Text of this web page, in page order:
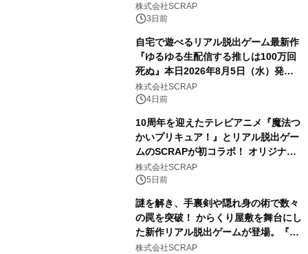
2026年8月7日(金)より親子で楽しめる
「ファミリーキット」が登場！
株式会社SCRAP
3日前
自宅で遊べるリアル脱出ゲーム最新作
『ゆるゆる生配信する推しは100万回
死ぬ』本日2026年8月5日（水）発売
＆ゲームスタート！
株式会社SCRAP
4日前
10周年を迎えたテレビアニメ『魔法つ
かいプリキュア！』とリアル脱出ゲー
ムのSCRAPが初コラボ！ オリジナル
ストーリーと謎解きを楽しめる「謎付
きクリアファイル」が2026年8月5日
高橋李依さん、堀江由衣さん、早見沙
織さん、齋藤彩夏さんの体験コメント
も到着!!
株式会社SCRAP
5日前
謎を解き、手裏剣や隠れ身の術で数々
の罠を突破！ からくり屋敷を舞台にし
た新作リアル脱出ゲームが登場。『か
らくりの罠潜む忍者屋敷からの脱出』
株式会社SCRAP